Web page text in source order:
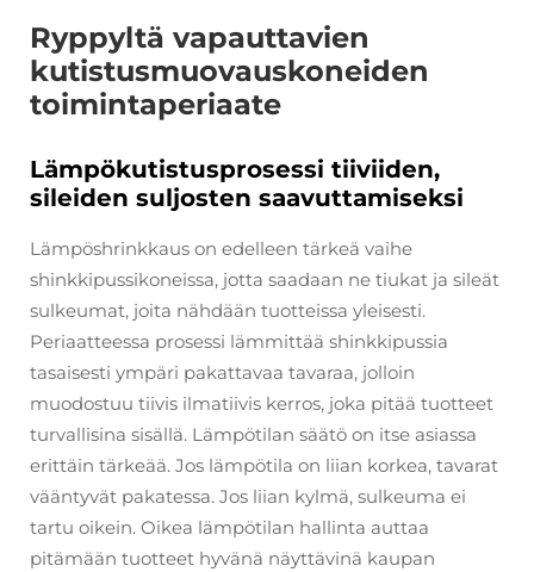
Ryppyltä vapauttavien
kutistusmuovauskoneiden
toimintaperiaate
Lämpökutistusprosessi tiiviiden,
sileiden suljosten saavuttamiseksi
Lämpöshrinkkaus on edelleen tärkeä vaihe
shinkkipussikoneissa, jotta saadaan ne tiukat ja sileät
sulkeumat, joita nähdään tuotteissa yleisesti.
Periaatteessa prosessi lämmittää shinkkipussia
tasaisesti ympäri pakattavaa tavaraa, jolloin
muodostuu tiivis ilmatiivis kerros, joka pitää tuotteet
turvallisina sisällä. Lämpötilan säätö on itse asiassa
erittäin tärkeää. Jos lämpötila on liian korkea, tavarat
vääntyvät pakatessa. Jos liian kylmä, sulkeuma ei
tartu oikein. Oikea lämpötilan hallinta auttaa
pitämään tuotteet hyvänä näyttävinä kaupan